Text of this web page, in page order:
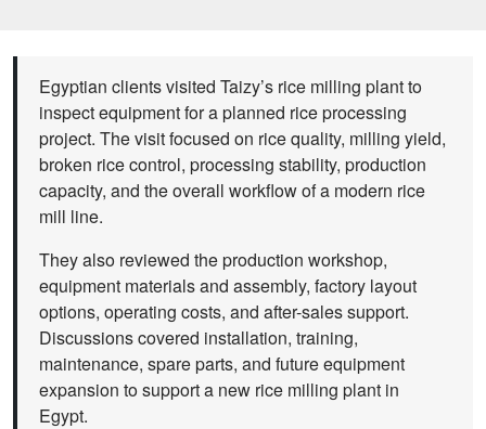
Egyptian clients visited Taizy’s rice milling plant to
inspect equipment for a planned rice processing
project. The visit focused on rice quality, milling yield,
broken rice control, processing stability, production
capacity, and the overall workflow of a modern rice
mill line.
They also reviewed the production workshop,
equipment materials and assembly, factory layout
options, operating costs, and after-sales support.
Discussions covered installation, training,
maintenance, spare parts, and future equipment
expansion to support a new rice milling plant in
Egypt.